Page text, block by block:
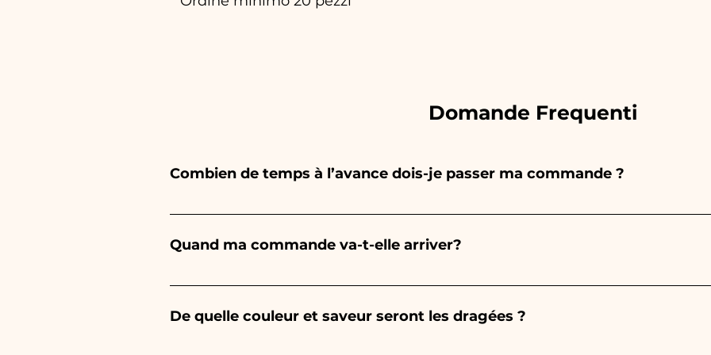
Domande Frequenti
Combien de temps à l’avance dois-je passer ma commande ?
Ceramiche Ania crée et peint entièrement à la main, donc leur création prend
1/2 mois avant votre événement. Si votre événement a lieu avant les horaires
Quand ma commande va-t-elle arriver?
La réception de la commande est garantie 10/15 jours avant l'événement.
De quelle couleur et saveur seront les dragées ?